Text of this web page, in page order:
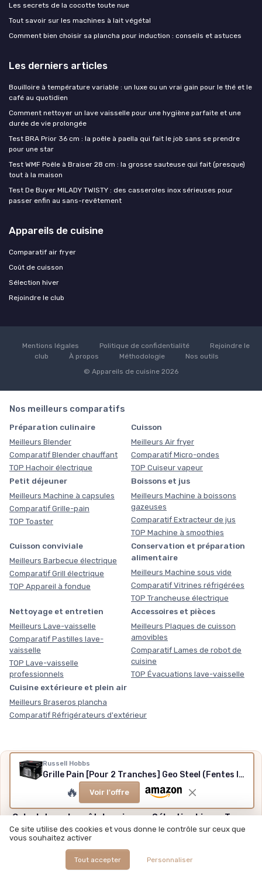
Russell Hobbs
Grille Pain [Pour 2 Tranches] Geo Steel (Fentes larges, 4 fonctions,Grillage/Brunissage rapide, Pince intégrée, Surélévation,Chauffe Viennoiserie,Ramasse Miettes, 1640W) Toaster 25250-56 Moderne
🔥 Voir l'offre
Les secrets de la cocotte toute nue
Tout savoir sur les machines à lait végétal
Comment bien choisir sa plancha pour induction : conseils et astuces
Les derniers articles
Bouilloire à température variable : un luxe ou un vrai gain pour le thé et le
café au quotidien
Comment nettoyer un lave vaisselle pour une hygiène parfaite et une
durée de vie prolongée
Test BRA Prior 36 cm : la poêle à paella qui fait le job sans se prendre
pour une star
Test WMF Poêle à Braiser 28 cm : la grosse sauteuse qui fait (presque)
tout à la maison
Test De Buyer MILADY TWISTY : des casseroles inox sérieuses pour
passer enfin au sans-revêtement
Appareils de cuisine
Comparatif air fryer
Coût de cuisson
Sélection hiver
Rejoindre le club
Mentions légales Politique de confidentialité
Rejoindre le
club
À propos Méthodologie
Nos outils
© Appareils de cuisine 2026
Nos meilleurs comparatifs
Préparation culinaire
Meilleurs Blender
Comparatif Blender chauffant
TOP Hachoir électrique
Cuisson
Meilleurs Air fryer
Comparatif Micro-ondes
TOP Cuiseur vapeur
Petit déjeuner
Meilleurs Machine à capsules
Comparatif Grille-pain
TOP Toaster
Boissons et jus
Meilleurs Machine à boissons
gazeuses
Comparatif Extracteur de jus
TOP Machine à smoothies
Cuisson conviviale
Meilleurs Barbecue électrique
Comparatif Grill électrique
TOP Appareil à fondue
Conservation et préparation
alimentaire
Meilleurs Machine sous vide
Comparatif Vitrines réfrigérées
TOP Trancheuse électrique
Nettoyage et entretien
Meilleurs Lave-vaisselle
Comparatif Pastilles lave-
vaisselle
TOP Lave-vaisselle
professionnels
Accessoires et pièces
Meilleurs Plaques de cuisson
amovibles
Comparatif Lames de robot de
cuisine
TOP Évacuations lave-vaisselle
Cuisine extérieure et plein air
Meilleurs Braseros plancha
Comparatif Réfrigérateurs d'extérieur
Nos outils gratuits
Des chiffres plutôt que des impressions, sans inscription,
méthode et sources expliquées.
Calculateur du coût de cuisson·Sélection hiver·Tous
nos outils
Ce site utilise des cookies et vous donne le contrôle sur ceux que
vous souhaitez activer
Tout accepter Personnaliser